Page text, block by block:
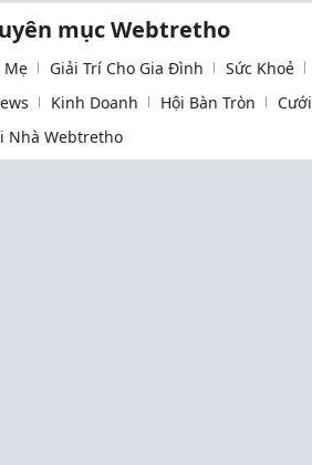
mục Webtretho
Mẹ Giải Trí Cho Gia Đình Sức Khoẻ
Kinh Doanh Hội Bàn Tròn Cưới
Nhà Webtretho